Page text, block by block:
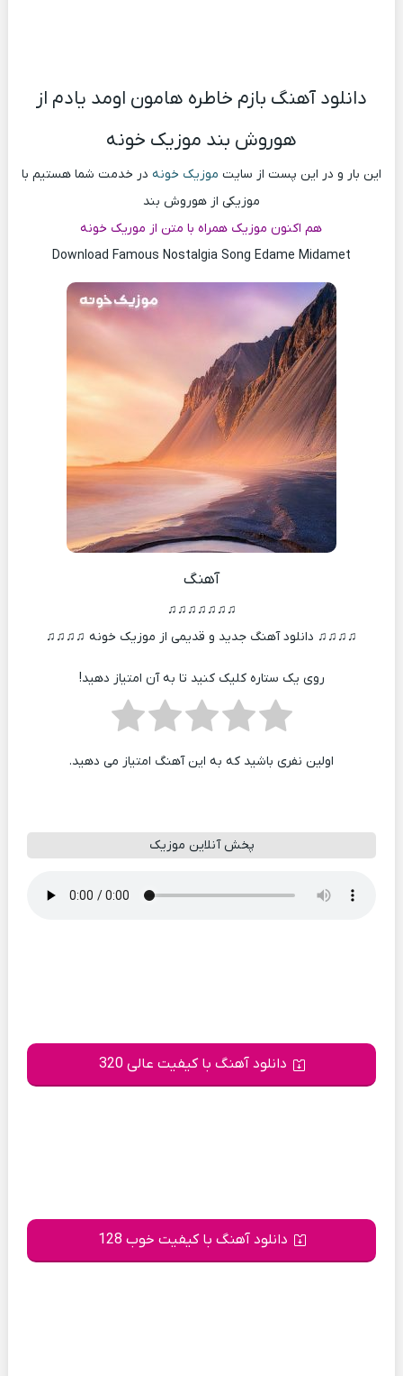
دانلود آهنگ بازم خاطره هامون اومد یادم از
هوروش بند موزیک خونه
این بار و در این پست از سایت موزیک خونه در خدمت شما هستیم با
موزیکی از هوروش بند
هم اکنون موزیک همراه با متن از موریک خونه
Download Famous Nostalgia Song Edame Midamet
آهنگ
♫♫♫♫♫♫♫
♫♫♫♫ دانلود آهنگ جدید و قدیمی از موزیک خونه ♫♫♫♫
روی یک ستاره کلیک کنید تا به آن امتیاز دهید!
اولین نفری باشید که به این آهنگ امتیاز می دهید.
پخش آنلاین موزیک
دانلود آهنگ با کیفیت عالی 320
دانلود آهنگ با کیفیت خوب 128